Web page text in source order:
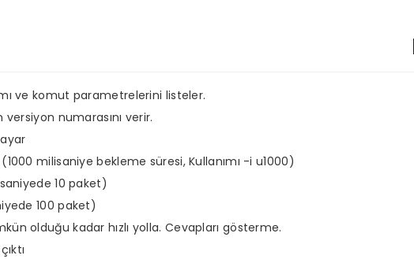
ve komut parametrelerini listeler.
versiyon numarasını verir.
milisaniye bekleme süresi, Kullanımı -i u1000)
10 paket)
100 paket)
olduğu kadar hızlı yolla. Cevapları gösterme.